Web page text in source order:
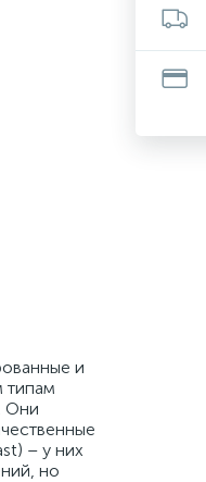
и
типам
Они
– у них
но